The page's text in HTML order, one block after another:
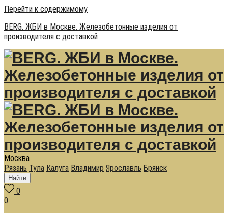
Перейти к содержимому
BERG. ЖБИ в Москве. Железобетонные изделия от
производителя с доставкой
Москва
Рязань Тула Калуга Владимир Ярославль Брянск
Найти
0
0